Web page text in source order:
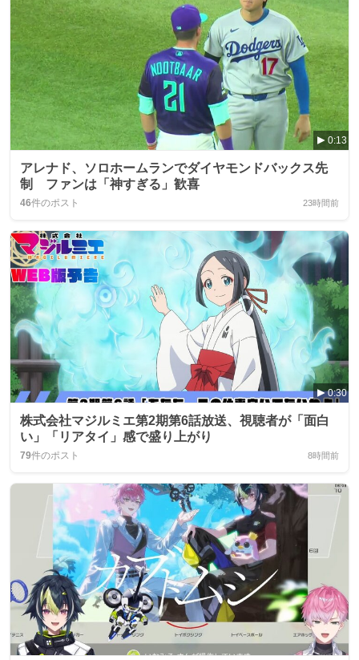
0:13
アレナド、ソロホームランでダイヤモンドバックス先
制 ファンは「神すぎる」歓喜
46件のポスト 23時間前
0:30
株式会社マジルミエ第2期第6話放送、視聴者が「面白
い」「リアタイ」感で盛り上がり
79件のポスト 8時間前